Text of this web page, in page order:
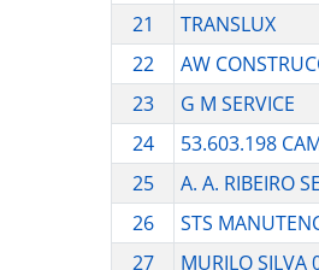
21
TRANSLUX
22
AW
23
G M SERVICE
24
53.603.198
25
A. A. RIBEIRO
26
STS
27
MURILO SILVA